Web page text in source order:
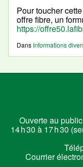
Pour toucher
offre fibre, un
https://
Dans Informations
Ouverte au
14 h 30 à 17 h 30
Courrier